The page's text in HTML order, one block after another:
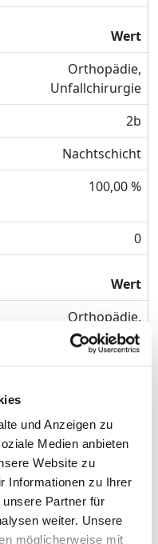
und Anzeigen zu
Medien anbieten
Website zu
Informationen zu Ihrer
Partner für
weiter. Unsere
möglicherweise mit
Wert
Orthopädie,
Unfallchirurgie
2b
Nachtschicht
100,00 %
0
Wert
Orthopädie,
Unfallchirurgie
2b
100,00 %
Wert